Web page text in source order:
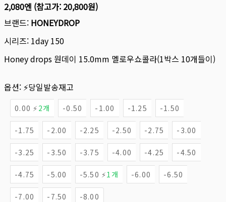
2,080엔 (참고가: 20,800원)
브랜드: HONEYDROP
시리즈: 1day 150
Honey drops 원데이 15.0mm 멜로우쇼콜라(1박스 10개들이)
옵션: ⚡당일발송재고
0.00 ⚡ 2개 -0.50 -1.00 -1.25 -1.50
-1.75 -2.00 -2.25 -2.50 -2.75 -3.00
-3.25 -3.50 -3.75 -4.00 -4.25 -4.50
-4.75 -5.00 -5.50 ⚡1개 -6.00 -6.50
-7.00 -7.50 -8.00